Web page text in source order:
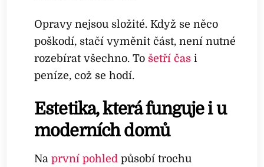
Opravy nejsou složité. Když se něco
poškodí, stačí vyměnit část, není nutné
rozebírat všechno. Tošetří čas i
peníze, což se hodí.
Estetika, která funguje i u
moderních domů
Naprvní pohled působí trochu